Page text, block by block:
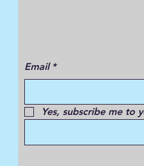
Email *
Yes, subscribe me to